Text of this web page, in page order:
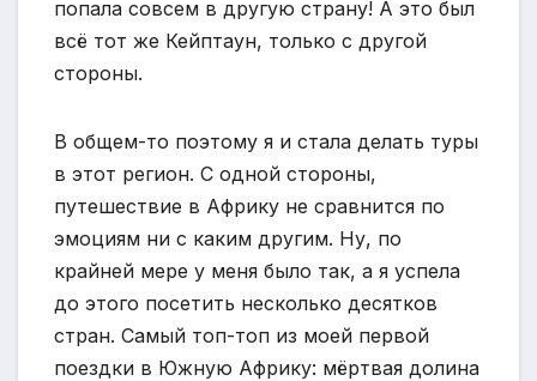
попала совсем в другую страну! А это был
всё тот же Кейптаун, только с другой
стороны.
В общем-то поэтому я и стала делать туры
в этот регион. С одной стороны,
путешествие в Африку не сравнится по
эмоциям ни с каким другим. Ну, по
крайней мере у меня было так, а я успела
до этого посетить несколько десятков
стран. Самый топ-топ из моей первой
поездки в Южную Африку: мёртвая долина